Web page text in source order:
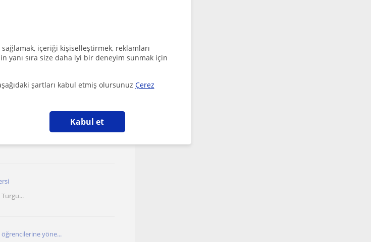
içeriği kişiselleştirmek, reklamları
yanı sıra size daha iyi bir deneyim sunmak için
şartları kabul etmiş olursunuz Çerez
Kabul et
İlkokul, ortao...
yöne...